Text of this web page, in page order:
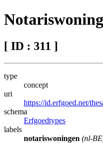
[ ID : 311 ]
type
concept
uri
https://id.erfgoed.net/
schema
Erfgoedtypes
labels
notariswoningen (nl-